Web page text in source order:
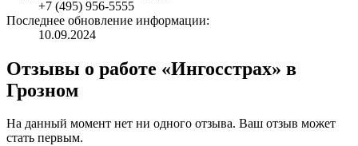
+7 (495) 956-5555
Последнее обновление информации:
10.09.2024
Отзывы о работе «Ингосстрах» в
Грозном
На данный момент нет ни одного отзыва. Ваш отзыв может
стать первым.